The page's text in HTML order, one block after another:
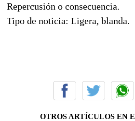
Repercusión o consecuencia.
Tipo de noticia: Ligera, blanda.
OTROS ARTÍCULOS EN